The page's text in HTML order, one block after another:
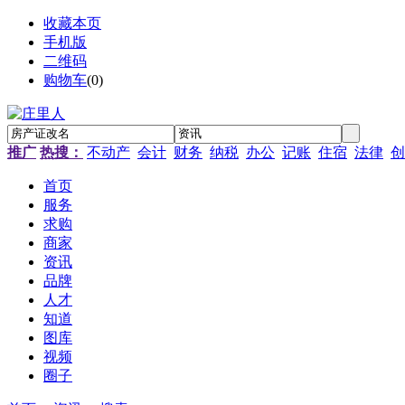
收藏本页
手机版
二维码
购物车(0)
推广 热搜： 不动产 会计 财务 纳税 办公 记账 住宿 法律
首页
服务
求购
商家
资讯
品牌
人才
知道
图库
视频
圈子